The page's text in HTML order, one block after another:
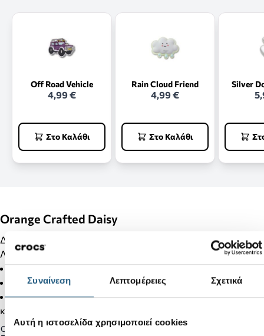
Συναίνεση Λεπτομέρειες Σχετικά
Αυτή η ιστοσελίδα χρησιμοποιεί cookies
Off Road Vehicle
4,99 €
Στο Καλάθι
Rain Cloud Friend
4,99 €
Στο Καλάθι
Silver
Orange Crafted Daisy
Διακόσμησε τα Crocs σου με Jibbitz και κάνε τα μοναδικά!!!
Λεπτομέρειες Προϊόντος:
Δεν είναι παιχνίδι.
Δεν απευθύνεται σε παιδιά κάτω των 3 ετών.
Στα προϊόντα της κατηγορίας Jibbitz δεν γίνονται αλλαγές
και επιστροφές.
Gender: